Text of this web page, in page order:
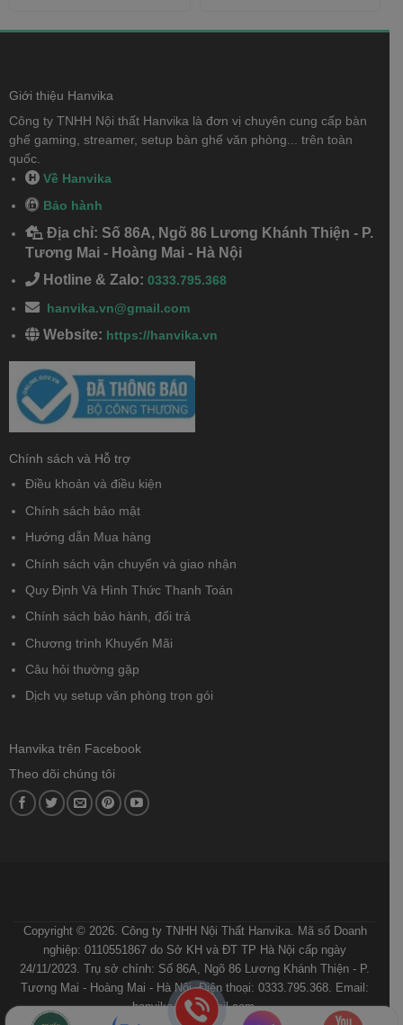
Giới thiệu Hanvika
Công ty TNHH Nội thất Hanvika là đơn vị chuyên cung cấp bàn
ghế gaming, streamer, setup bàn ghế văn phòng... trên toàn
quốc.
Về Hanvika
Bảo hành
Địa chỉ: Số 86A, Ngõ 86 Lương Khánh Thiện - P.
Tương Mai - Hoàng Mai - Hà Nội
Hotline & Zalo: 0333.795.368
hanvika.vn@gmail.com
Website: https://hanvika.vn
Chính sách và Hỗ trợ
Điều khoản và điều kiện
Chính sách bảo mật
Hướng dẫn Mua hàng
Chính sách vận chuyển và giao nhận
Quy Định Và Hình Thức Thanh Toán
Chính sách bảo hành, đổi trả
Chương trình Khuyến Mãi
Câu hỏi thường gặp
Dịch vụ setup văn phòng trọn gói
Hanvika trên Facebook
Theo dõi chúng tôi
Copyright © 2026. Công ty TNHH Nội Thất Hanvika. Mã số Doanh
nghiệp: 0110551867 do Sở KH và ĐT TP Hà Nội cấp ngày
24/11/2023. Trụ sở chính: Số 86A, Ngõ 86 Lương Khánh Thiện - P.
Tương Mai - Hoàng Mai - Hà Nội. Điện thoại: 0333.795.368. Email:
hanvika.vn@gmail.com.